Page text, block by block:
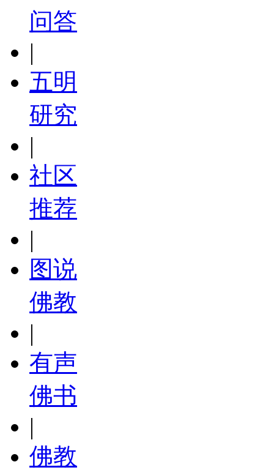
问答
|
五明
研究
|
社区
推荐
|
图说
佛教
|
有声
佛书
|
佛教